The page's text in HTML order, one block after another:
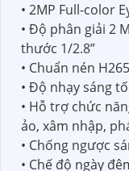
• 2MP Full-color
• Độ phân giải 2
thước 1/2.8”
• Chuẩn nén
• Độ nhạy sáng
• Hỗ trợ chức
ảo, xâm nhập,
• Chống ngược
• Chế độ ngày